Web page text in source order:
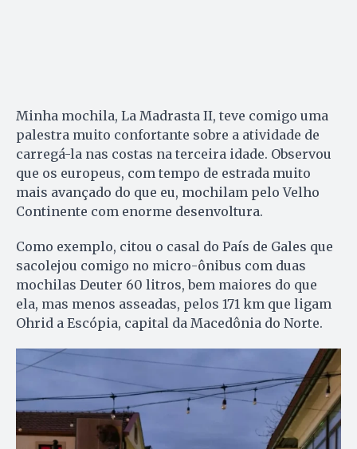
Minha mochila, La Madrasta II, teve comigo uma
palestra muito confortante sobre a atividade de
carregá-la nas costas na terceira idade. Observou
que os europeus, com tempo de estrada muito
mais avançado do que eu, mochilam pelo Velho
Continente com enorme desenvoltura.
Como exemplo, citou o casal do País de Gales que
sacolejou comigo no micro-ônibus com duas
mochilas Deuter 60 litros, bem maiores do que
ela, mas menos asseadas, pelos 171 km que ligam
Ohrid a Escópia, capital da Macedônia do Norte.